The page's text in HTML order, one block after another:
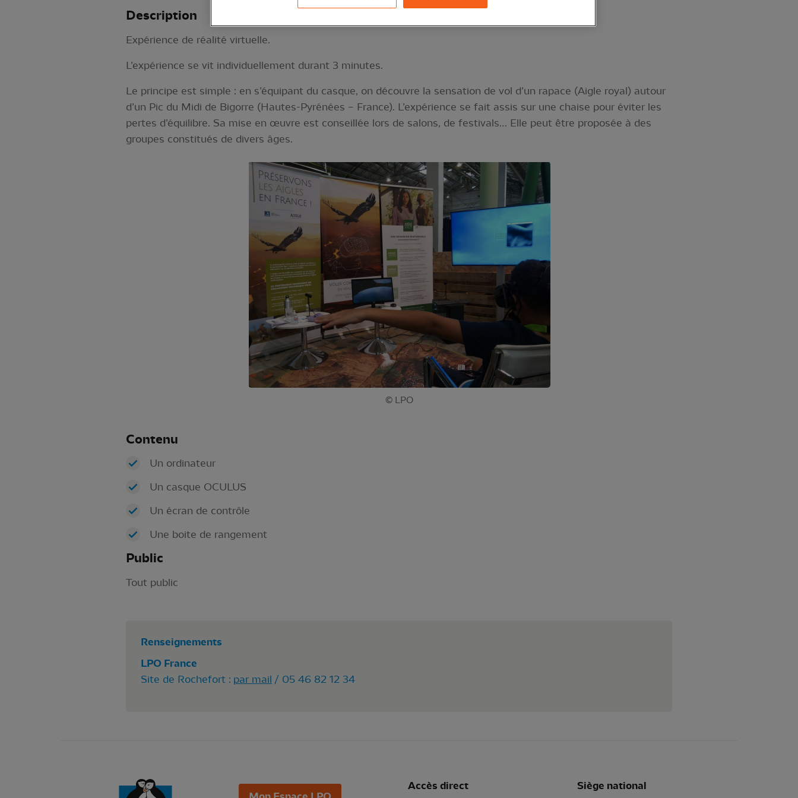
Description
Expérience de réalité virtuelle.
L’expérience se vit individuellement durant 3 minutes.
Le principe est simple : en s’équipant du casque, on découvre la sensation de vol d’un rapace (Aigle royal) autour
d’un Pic du Midi de Bigorre (Hautes-Pyrénées – France). L’expérience se fait assis sur une chaise pour éviter les
pertes d’équilibre. Sa mise en œuvre est conseillée lors de salons, de festivals… Elle peut être proposée à des
groupes constitués de divers âges.
© LPO
Contenu
Un ordinateur
Un casque OCULUS
Un écran de contrôle
Une boite de rangement
Public
Tout public
Renseignements
LPO France
Site de Rochefort : par mail / 05 46 82 12 34
Accès direct Siège national